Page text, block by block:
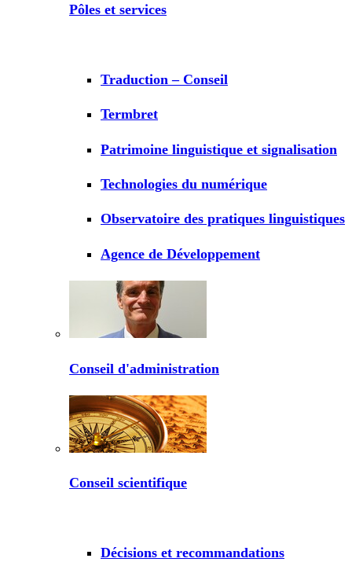
Pôles et services
Traduction – Conseil
Termbret
Patrimoine linguistique et signalisation
Technologies du numérique
Observatoire des pratiques linguistiques
Agence de Développement
Conseil d'administration
Conseil scientifique
Décisions et recommandations